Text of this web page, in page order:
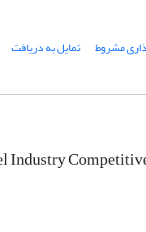
مشروط
تمایل به دریافت